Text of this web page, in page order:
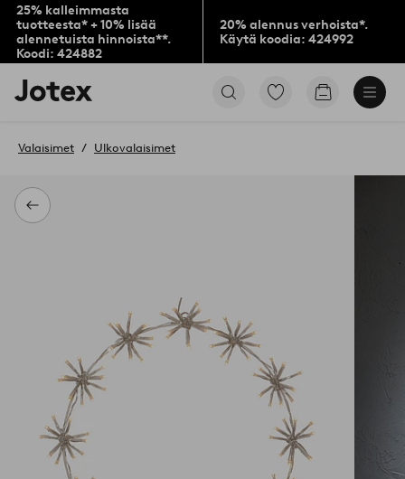
25% kalleimmasta
tuotteesta* + 10% lisää
alennetuista hinnoista**.
Koodi: 424882
20% alennus verhoista*.
Käytä koodia: 424992
Jotex-
logo
aloitussivulle
Siirry
Siirry
Takaisin
Valaisimet Ulkovalaisimet